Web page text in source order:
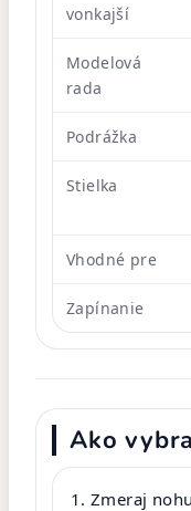
vonkajší
Modelová
rada
Podrážka
Stielka
Vhodné pre
Zapínanie
Ako
Zmeraj